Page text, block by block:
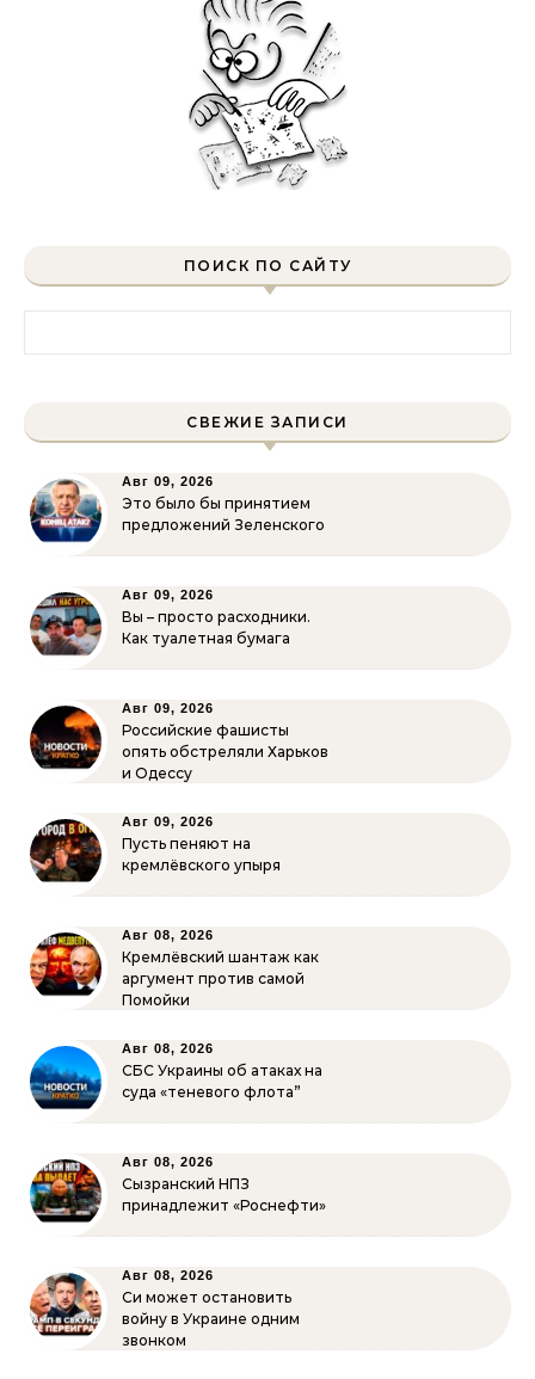
ПОИСК ПО САЙТУ
СВЕЖИЕ ЗАПИСИ
Авг 09, 2026
Это было бы принятием
предложений Зеленского
Авг 09, 2026
Вы – просто расходники.
Как туалетная бумага
Авг 09, 2026
Российские фашисты
опять обстреляли Харьков
и Одессу
Авг 09, 2026
Пусть пеняют на
кремлёвского упыря
Авг 08, 2026
Кремлёвский шантаж как
аргумент против самой
Помойки
Авг 08, 2026
СБС Украины об атаках на
суда «теневого флота”
Авг 08, 2026
Сызранский НПЗ
принадлежит «Роснефти»
Авг 08, 2026
Си может остановить
войну в Украине одним
звонком